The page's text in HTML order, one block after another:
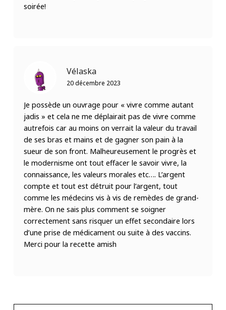
soirée!
Vélaska
20 décembre 2023
Je possède un ouvrage pour « vivre comme autant
jadis » et cela ne me déplairait pas de vivre comme
autrefois car au moins on verrait la valeur du travail
de ses bras et mains et de gagner son pain à la
sueur de son front. Malheureusement le progrès et
le modernisme ont tout effacer le savoir vivre, la
connaissance, les valeurs morales etc…. L’argent
compte et tout est détruit pour l’argent, tout
comme les médecins vis à vis de remèdes de grand-
mère. On ne sais plus comment se soigner
correctement sans risquer un effet secondaire lors
d’une prise de médicament ou suite à des vaccins.
Merci pour la recette amish